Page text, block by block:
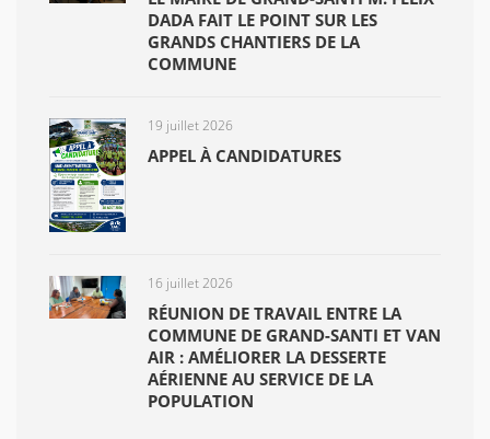
DADA FAIT LE POINT SUR LES
GRANDS CHANTIERS DE LA
COMMUNE
19 juillet 2026
APPEL À CANDIDATURES
16 juillet 2026
RÉUNION DE TRAVAIL ENTRE LA
COMMUNE DE GRAND-SANTI ET VAN
AIR : AMÉLIORER LA DESSERTE
AÉRIENNE AU SERVICE DE LA
POPULATION